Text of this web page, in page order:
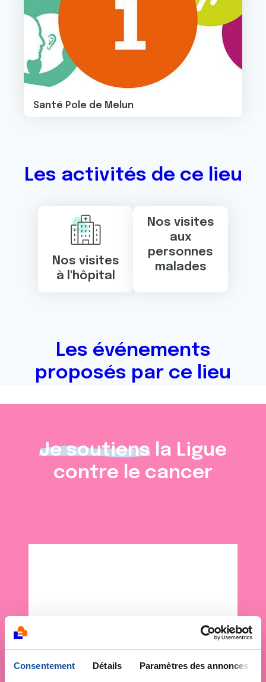
Consentement Détails Paramètres des annonces
Santé Pole de Melun
Les activités de ce lieu
Nos visites
à l'hôpital
Nos visites
aux
personnes
malades
Les événements
proposés par ce lieu
Je soutiens la Ligue
contre le cancer